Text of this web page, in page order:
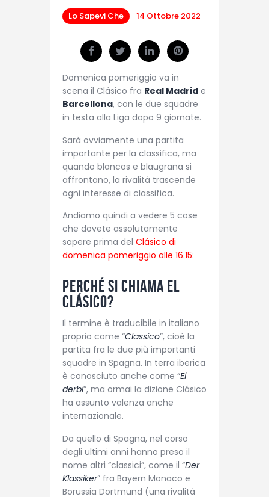
Lo Sapevi Che 14 Ottobre 2022
Domenica pomeriggio va in
scena il Clásico fra Real Madrid e
Barcellona, con le due squadre
in testa alla Liga dopo 9 giornate.
Sarà ovviamente una partita
importante per la classifica, ma
quando blancos e blaugrana si
affrontano, la rivalità trascende
ogni interesse di classifica.
Andiamo quindi a vedere 5 cose
che dovete assolutamente
sapere prima del Clásico di
domenica pomeriggio alle 16.15:
Perché si chiama El
Clásico?
Il termine è traducibile in italiano
proprio come “Classico”, cioè la
partita fra le due più importanti
squadre in Spagna. In terra iberica
è conosciuto anche come “El
derbi”, ma ormai la dizione Clásico
ha assunto valenza anche
internazionale.
Da quello di Spagna, nel corso
degli ultimi anni hanno preso il
nome altri “classici”, come il “Der
Klassiker” fra Bayern Monaco e
Borussia Dortmund (una rivalità